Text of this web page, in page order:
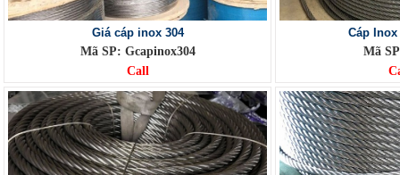
Giá cáp inox 304
Mã SP: Gcapinox304
Call
Cáp
Mã